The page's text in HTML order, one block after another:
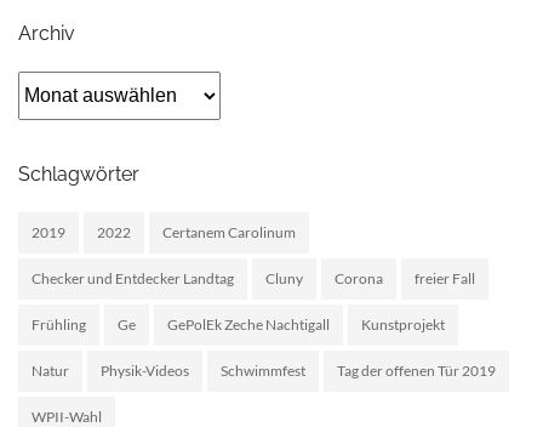
Archiv
Archiv
Schlagwörter
2019 2022 Certanem Carolinum
Checker und Entdecker Landtag Cluny Corona freier Fall
Frühling Ge GePolEk Zeche Nachtigall Kunstprojekt
Natur Physik-Videos Schwimmfest Tag der offenen Tür 2019
WPII-Wahl